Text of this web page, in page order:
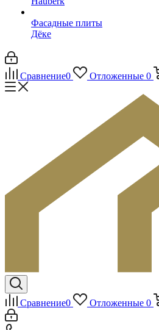
Фасадные плиты
Дёке
Сравнение0 Отложенные 0
Сравнение0 Отложенные 0